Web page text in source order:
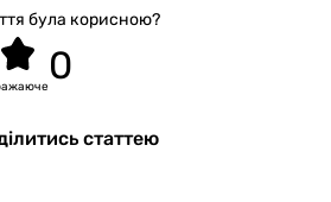
була корисною?
статтею